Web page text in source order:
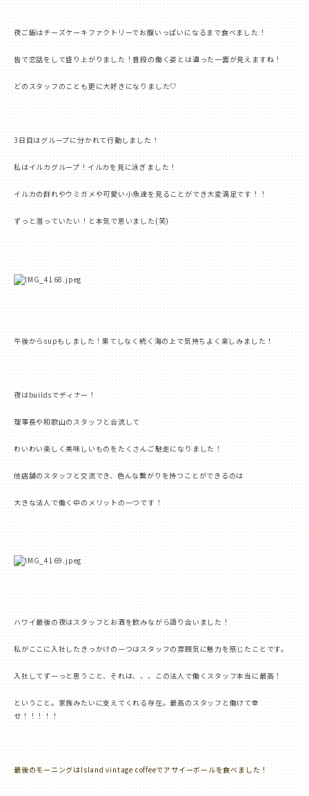
夜ご飯はチーズケーキファクトリーでお腹いっぱいになるまで食べました！
皆で恋話をして盛り上がりました！普段の働く姿とは違った一面が見えますね！
どのスタッフのことも更に大好きになりました♡
3 日目はグループに分かれて行動しました！
私はイルカグループ！イルカを見に泳ぎました！
イルカの群れやウミガメや可愛い小魚達を見ることができ大変満足です！！
ずっと潜っていたい！と本気で思いました (笑)
午後から supもしました！果てしなく続く海の上で気持ちよく楽しみました！
夜はbuildsでディナー！
理事長や和歌山のスタッフと合流して
わいわい楽しく美味しいものをたくさんご馳走になりました！
他店舗のスタッフと交流でき、色んな繋がりを持つことができるのは
大きな法人で働く中のメリットの一つです！
ハワイ最後の夜はスタッフとお酒を飲みながら語り合いました！
私がここに入社したきっかけの一つはスタッフの雰囲気に魅力を感じたことです。
入社してずーっと思うこと、それは、、、この法人で働くスタッフ本当に最高！
と いうこと。家族みたいに支えてくれる存在。最高のスタッフと働けて幸
せ！！！！！
最後のモーニングはIsland vintage coffeeでアサイーボールを食べました！